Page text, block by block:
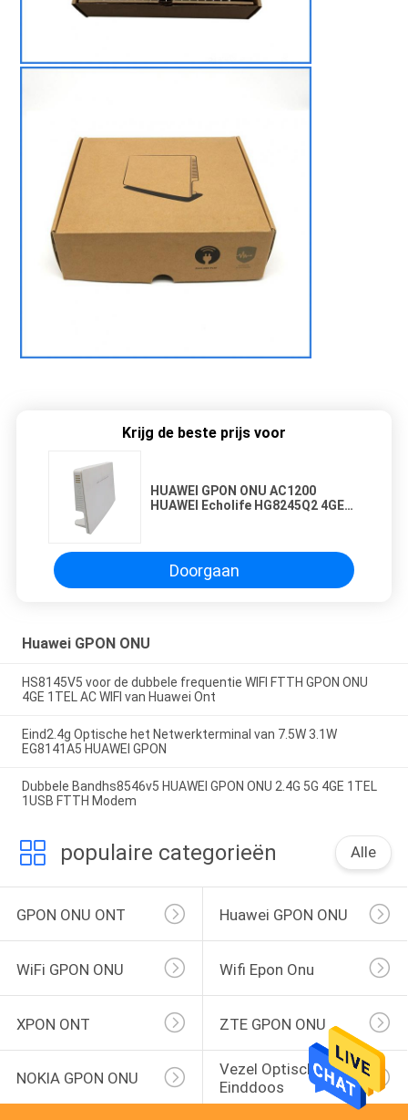
Krijg de beste prijs voor
HUAWEI GPON ONU AC1200
HUAWEI Echolife HG8245Q2 4GE
Doorgaan
Huawei GPON ONU
HS8145V5 voor de dubbele frequentie WIFI FTTH GPON ONU
4GE 1TEL AC WIFI van Huawei Ont
Eind2.4g Optische het Netwerkterminal van 7.5W 3.1W
EG8141A5 HUAWEI GPON
Dubbele Bandhs8546v5 HUAWEI GPON ONU 2.4G 5G 4GE 1TEL
1USB FTTH Modem
populaire categorieën Alle
GPON ONU ONT Huawei GPON ONU
WiFi GPON ONU Wifi Epon Onu
XPON ONT ZTE GPON ONU
NOKIA GPON ONU
Vezel Optische
Einddoos